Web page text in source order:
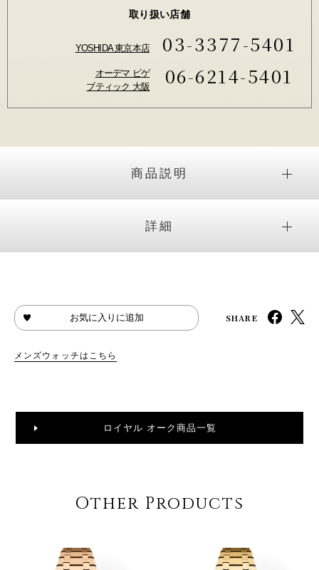
取り扱い店舗
YOSHIDA 東京本店 03-3377-5401
オーデマ ピゲ
ブティック 大阪
06-6214-5401
商品説明
詳細
お気に入りに追加 SHARE
メンズウォッチはこちら
ロイヤル オーク商品一覧
Other Products